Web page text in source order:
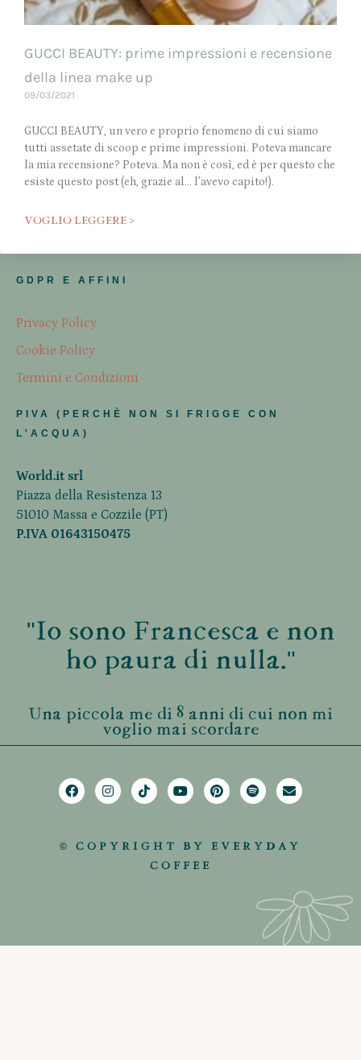
GUCCI BEAUTY: prime impressioni e recensione
della linea make up
09/03/2021
GUCCI BEAUTY, un vero e proprio fenomeno di cui siamo
tutti assetate di scoop e prime impressioni. Poteva mancare
la mia recensione? Poteva. Ma non è così, ed è per questo che
esiste questo post (eh, grazie al… l’avevo capito!).
VOGLIO LEGGERE >
GDPR E AFFINI
Privacy Policy
Cookie Policy
Termini e Condizioni
PIVA (PERCHÈ NON SI FRIGGE CON
L'ACQUA)
World.it srl
Piazza della Resistenza 13
51010 Massa e Cozzile (PT)
P.IVA 01643150475
"Io sono Francesca e non
ho paura di nulla."
Una piccola me di 8 anni di cui non mi
voglio mai scordare
© COPYRIGHT BY EVERYDAY
COFFEE